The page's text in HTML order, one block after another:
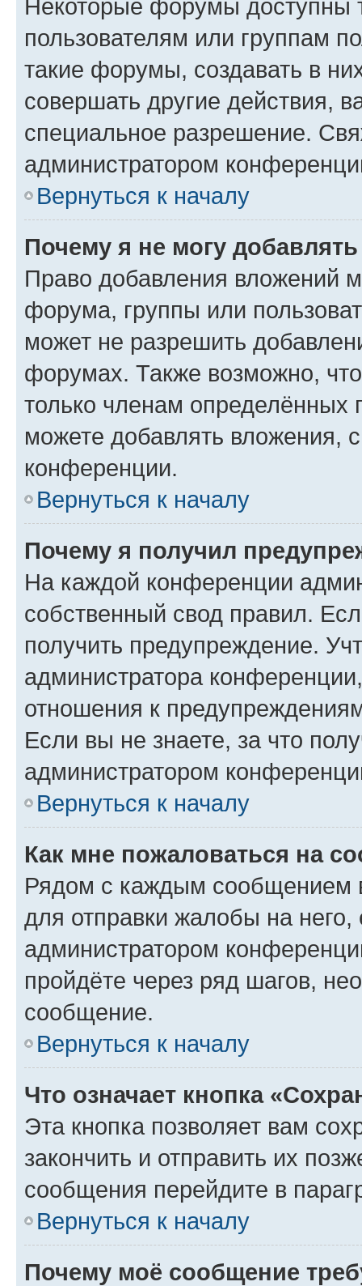
Некоторые форумы доступны
пользователям или группам
такие форумы, создавать в
совершать другие действия,
специальное разрешение.
администратором
Вернуться к началу
Почему я не могу
Право добавления вложений
форума, группы или
может не разрешить
форумах. Также возможно,
только членам определённых
можете добавлять вложения,
конференции.
Вернуться к началу
Почему я получил
На каждой конференции
собственный свод правил.
получить предупреждение.
администратора
отношения к
Если вы не знаете, за что
администратором
Вернуться к началу
Как мне пожаловаться на
Рядом с каждым сообщением
для отправки жалобы на
администратором
пройдёте через ряд шагов,
сообщение.
Вернуться к началу
Что означает кнопка
Эта кнопка позволяет вам
закончить и отправить их
сообщения перейдите в
Вернуться к началу
Почему моё сообщение